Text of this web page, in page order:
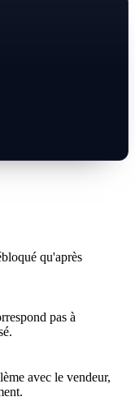
qu'après
pas à
avec le vendeur,